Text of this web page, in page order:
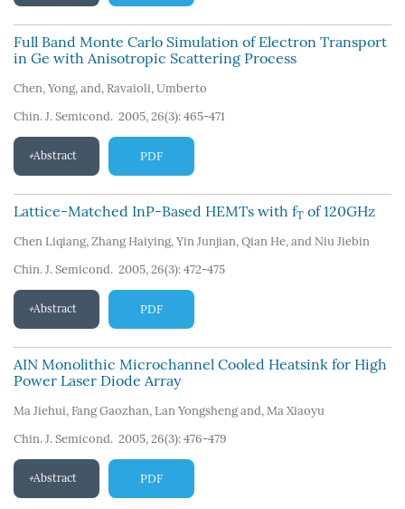
Full Band Monte Carlo Simulation of Electron Transport
in Ge with Anisotropic Scattering Process
Chen, Yong, and, Ravaioli, Umberto
Chin. J. Semicond. 2005, 26(3): 465-471
Abstract PDF
Lattice-Matched InP-Based HEMTs with fT of 120GHz
Chen Liqiang, Zhang Haiying, Yin Junjian, Qian He, and Niu Jiebin
Chin. J. Semicond. 2005, 26(3): 472-475
Abstract PDF
AIN Monolithic Microchannel Cooled Heatsink for High
Power Laser Diode Array
Ma Jiehui, Fang Gaozhan, Lan Yongsheng and, Ma Xiaoyu
Chin. J. Semicond. 2005, 26(3): 476-479
Abstract PDF